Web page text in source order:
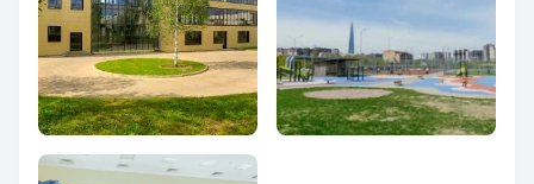
Кампус Санкт-